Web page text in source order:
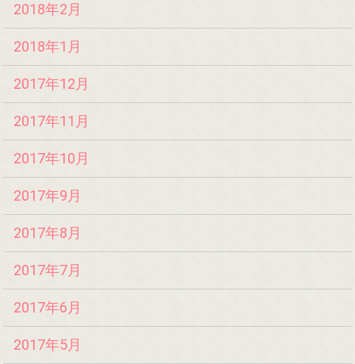
2018年2月
2018年1月
2017年12月
2017年11月
2017年10月
2017年9月
2017年8月
2017年7月
2017年6月
2017年5月